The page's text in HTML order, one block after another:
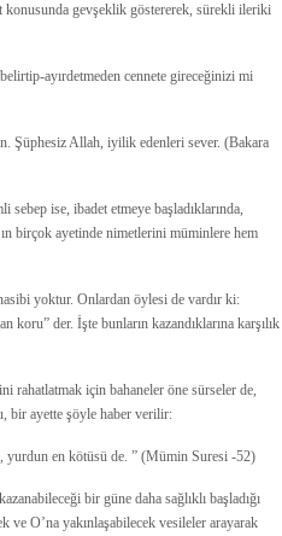
konusunda gevşeklik göstererek, sürekli ileriki
ayırdetmeden cennete gireceğinizi mi
Şüphesiz Allah, iyilik edenleri sever. (Bakara
ise, ibadet etmeye başladıklarında,
birçok ayetinde nimetlerini müminlere hem
yoktur. Onlardan öylesi de vardır ki:
der. İşte bunların kazandıklarına karşılık
rahatlatmak için bahaneler öne sürseler de,
bir ayette şöyle haber verilir:
yurdun en kötüsü de. ” (Mümin Suresi -52)
bir güne daha sağlıklı başladığı
ve O’na yakınlaşabilecek vesileler arayarak